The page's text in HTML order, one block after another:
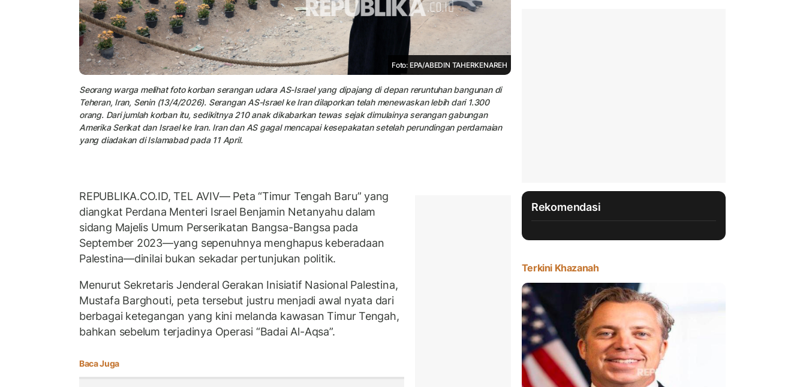
Foto: EPA/ABEDIN TAHERKENAREH
Seorang warga melihat foto korban serangan udara AS-Israel yang dipajang di depan reruntuhan bangunan di
Teheran, Iran, Senin (13/4/2026). Serangan AS-Israel ke Iran dilaporkan telah menewaskan lebih dari 1.300
orang. Dari jumlah korban itu, sedikitnya 210 anak dikabarkan tewas sejak dimulainya serangan gabungan
Amerika Serikat dan Israel ke Iran. Iran dan AS gagal mencapai kesepakatan setelah perundingan perdamaian
yang diadakan di Islamabad pada 11 April.
REPUBLIKA.CO.ID, TEL AVIV— Peta “Timur Tengah Baru” yang
diangkat Perdana Menteri Israel Benjamin Netanyahu dalam
sidang Majelis Umum Perserikatan Bangsa-Bangsa pada
September 2023—yang sepenuhnya menghapus keberadaan
Palestina—dinilai bukan sekadar pertunjukan politik.
Menurut Sekretaris Jenderal Gerakan Inisiatif Nasional Palestina,
Mustafa Barghouti, peta tersebut justru menjadi awal nyata dari
berbagai ketegangan yang kini melanda kawasan Timur Tengah,
bahkan sebelum terjadinya Operasi “Badai Al-Aqsa”.
Baca Juga
Rekomendasi
Terkini Khazanah